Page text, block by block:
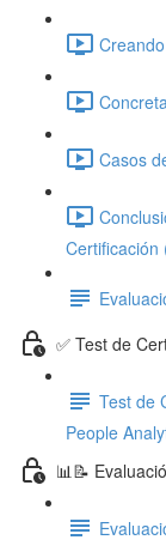
Casos
Certificación
✅ Test de
Test de
People
📊📝